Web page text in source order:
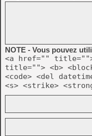
NOTE - Vous pouvez
<a href=""
title=""> <b>
<code> <del
<s> <strike>